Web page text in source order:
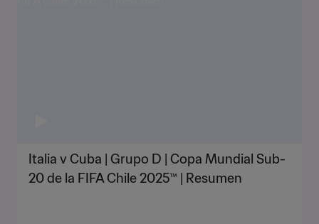
Italia v Cuba | Grupo D | Copa Mundial Sub-
20 de la FIFA Chile 2025™ | Resumen